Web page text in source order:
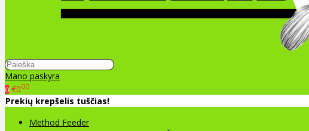
Mano paskyra
0 €000
Prekių krepšelis tuščias!
Method Feeder